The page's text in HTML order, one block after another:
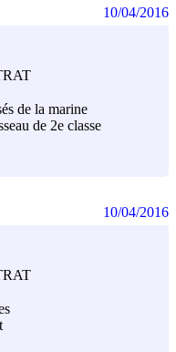
de la marine
de 2e classe
10/04/2016
10/04/2016